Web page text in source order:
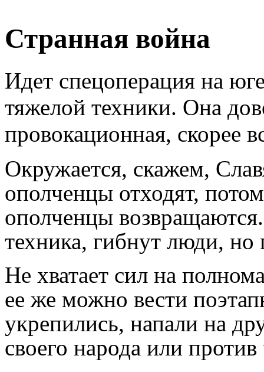
Странная война
Идет спецоперация на
тяжелой техники. Она
провокационная, скорее
Окружается, скажем,
ополченцы отходят,
ополченцы
техника, гибнут люди, но
Не хватает сил на
ее же можно вести
укрепились, напали на
своего народа или